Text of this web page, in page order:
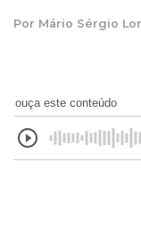
Por Mário Sérgio
ouça este conteúdo